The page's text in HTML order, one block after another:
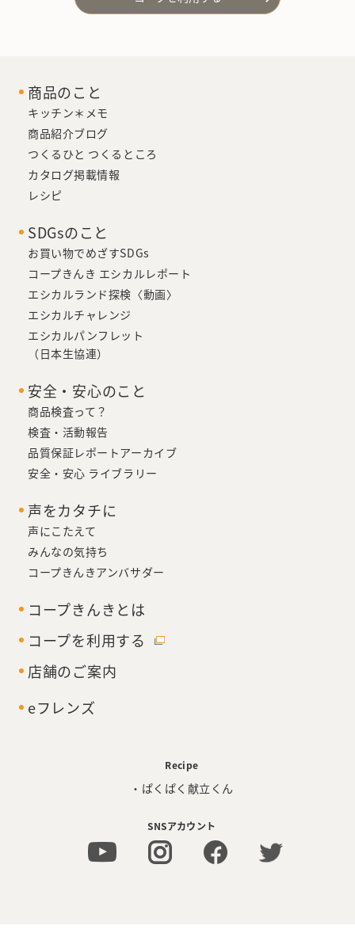
商品のこと
キッチン＊メモ
商品紹介ブログ
つくるひと つくるところ
カタログ掲載情報
レシピ
SDGsのこと
お買い物でめざすSDGs
コープきんき エシカルレポート
エシカルランド探検〈動画〉
エシカルチャレンジ
エシカルパンフレット
（日本生協連）
安全・安心のこと
商品検査って？
検査・活動報告
品質保証レポートアーカイブ
安全・安心 ライブラリー
声をカタチに
声にこたえて
みんなの気持ち
コープきんきアンバサダー
コープきんきとは
コープを利用する
店舗のご案内
eフレンズ
Recipe
・ぱくぱく献立くん
SNSアカウント